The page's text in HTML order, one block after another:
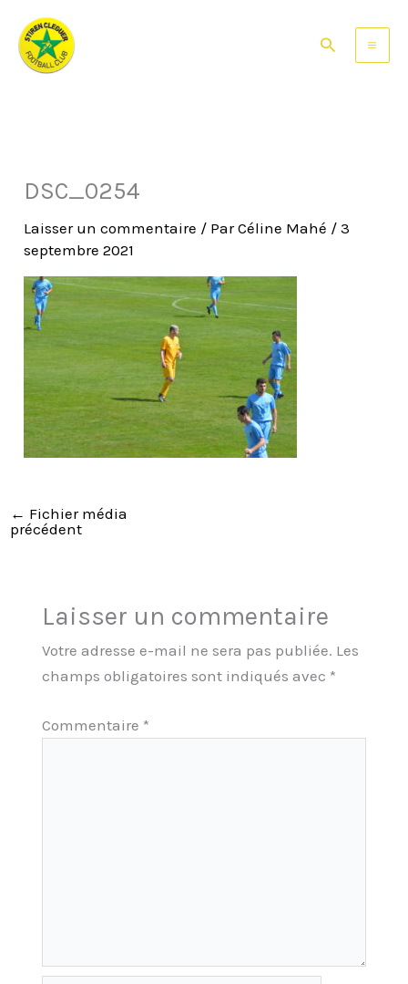
contenu
Rechercher
DSC_0254
Laisser un commentaire / ParCéline Mahé /3
septembre 2021
← Fichier média
précédent
Laisser un commentaire
Votre adresse e-mail ne sera pas publiée. Les
champs obligatoires sont indiqués avec *
Commentaire *